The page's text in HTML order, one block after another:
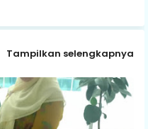
Tampilkan selengkapnya